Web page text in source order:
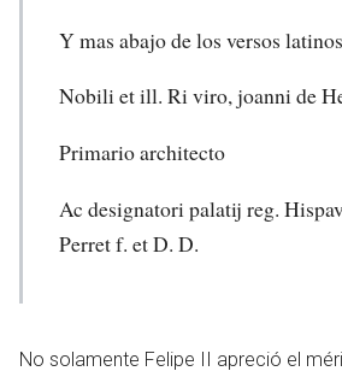
Y mas abajo de los versos
Nobili et ill. Ri viro, joanni de
Primario architecto
Ac designatori palatij reg.
Perret f. et D. D.
No solamente Felipe II apreció el